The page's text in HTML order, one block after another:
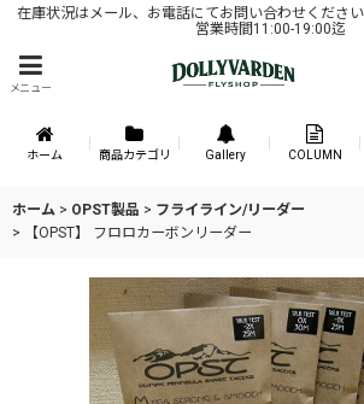
在庫状況はメール、お電話にてお問い合わせくださ
営業時間11:00-19:00迄
メニュー
ホーム 商品カテゴリ Gallery COLUMN
ホーム > OPST製品 > フライライン/リーダー
>
【OPST】 フロロカーボンリーダー